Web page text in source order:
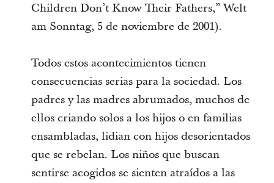
Children Don’t Know Their Fathers,” Welt
am Sonntag, 5 de noviembre de 2001).
Todos estos acontecimientos tienen
consecuencias serias para la sociedad. Los
padres y las madres abrumados, muchos de
ellos criando solos a los hijos o en familias
ensambladas, lidian con hijos desorientados
que se rebelan. Los niños que buscan
sentirse acogidos se sienten atraídos a las